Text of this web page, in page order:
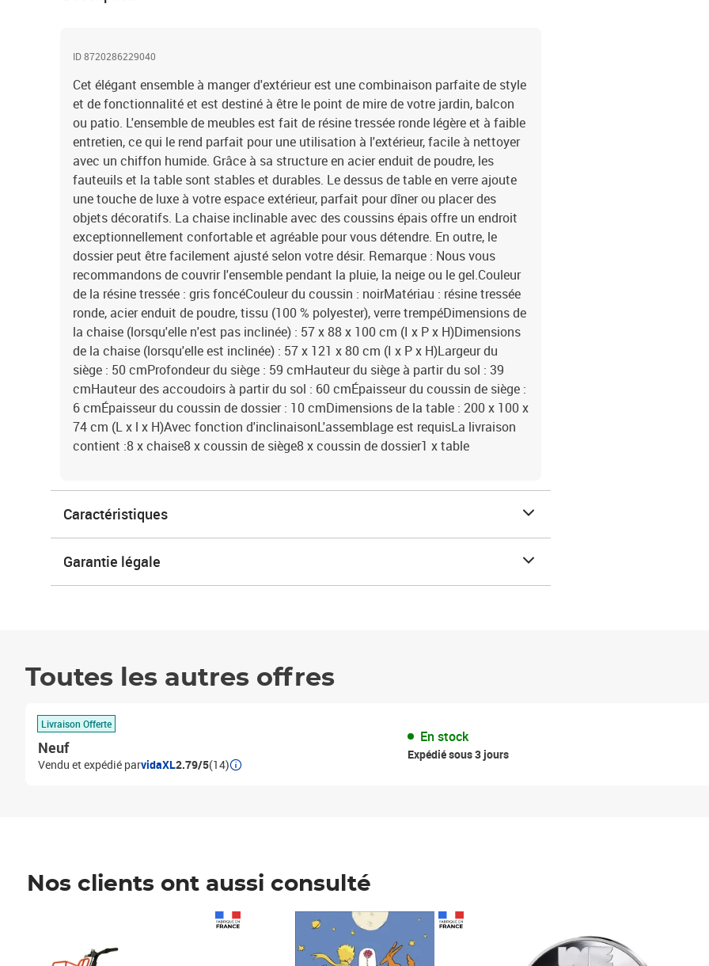
ID 8720286229040
Cet élégant ensemble à manger d'extérieur est une combinaison parfaite de style
et de fonctionnalité et est destiné à être le point de mire de votre jardin, balcon
ou patio. L'ensemble de meubles est fait de résine tressée ronde légère et à faible
entretien, ce qui le rend parfait pour une utilisation à l'extérieur, facile à nettoyer
avec un chiffon humide. Grâce à sa structure en acier enduit de poudre, les
fauteuils et la table sont stables et durables. Le dessus de table en verre ajoute
une touche de luxe à votre espace extérieur, parfait pour dîner ou placer des
objets décoratifs. La chaise inclinable avec des coussins épais offre un endroit
exceptionnellement confortable et agréable pour vous détendre. En outre, le
dossier peut être facilement ajusté selon votre désir. Remarque : Nous vous
recommandons de couvrir l'ensemble pendant la pluie, la neige ou le gel.Couleur
de la résine tressée : gris foncéCouleur du coussin : noirMatériau : résine tressée
ronde, acier enduit de poudre, tissu (100 % polyester), verre trempéDimensions de
la chaise (lorsqu'elle n'est pas inclinée) : 57 x 88 x 100 cm (I x P x H)Dimensions
de la chaise (lorsqu'elle est inclinée) : 57 x 121 x 80 cm (I x P x H)Largeur du
siège : 50 cmProfondeur du siège : 59 cmHauteur du siège à partir du sol : 39
cmHauteur des accoudoirs à partir du sol : 60 cmÉpaisseur du coussin de siège :
6 cmÉpaisseur du coussin de dossier : 10 cmDimensions de la table : 200 x 100 x
74 cm (L x l x H)Avec fonction d'inclinaisonL'assemblage est requisLa livraison
contient :8 x chaise8 x coussin de siège8 x coussin de dossier1 x table
Caractéristiques
Garantie légale
Toutes les autres offres
Livraison Offerte
Neuf
Vendu et expédié parvidaXL2.79/5(14)
En stock
Expédié sous 3 jours
Nos clients ont aussi consulté
Prix 7,50€